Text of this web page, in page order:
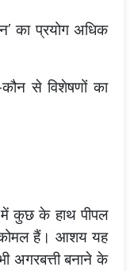
का प्रयोग अधिक
से विशेषणों का
में कुछ के हाथ पीपल
हैं। आशय यह
अगरबत्ती बनाने के